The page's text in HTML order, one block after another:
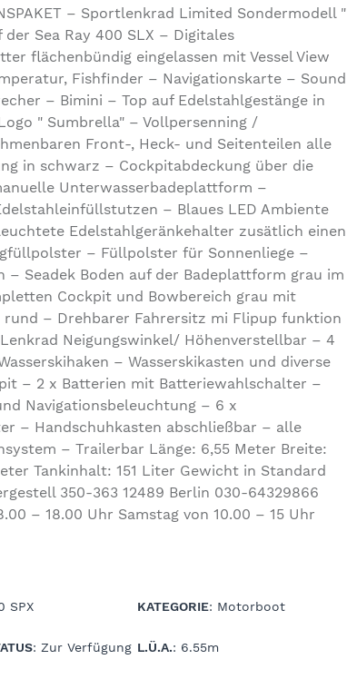
– Sportlenkrad Limited Sondermodell "
Sea Ray 400 SLX – Digitales
flächenbündig eingelassen mit Vessel View
Fishfinder – Navigationskarte – Sound
– Bimini – Top auf Edelstahlgestänge in
" Sumbrella" – Vollpersenning /
Front-, Heck- und Seitenteilen alle
in schwarz – Cockpitabdeckung über die
Unterwasserbadeplattform –
– Blaues LED Ambiente
Edelstahlgeränkehalter zusätlich einen
– Füllpolster für Sonnenliege –
– Seadek Boden auf der Badeplattform grau im
Cockpit und Bowbereich grau mit
– Drehbarer Fahrersitz mi Flipup funktion
Neigungswinkel/ Höhenverstellbar – 4
– Wasserskikasten und diverse
– 2 x Batterien mit Batteriewahlschalter –
Navigationsbeleuchtung – 6 x
– Handschuhkasten abschließbar – alle
– Trailerbar Länge: 6,55 Meter Breite:
Tankinhalt: 151 Liter Gewicht in Standard
350-363 12489 Berlin 030-64329866
– 18.00 Uhr Samstag von 10.00 – 15 Uhr
SPX KATEGORIE: Motorboot
: Zur Verfügung L.Ü.A.: 6.55m